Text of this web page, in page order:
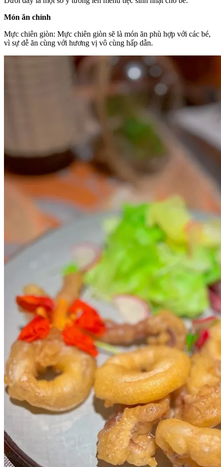
Món ăn chính
Mực chiên giòn: Mực chiên giòn sẽ là món ăn phù hợp với các bé,
vì sự dễ ăn cùng với hương vị vô cùng hấp dẫn.